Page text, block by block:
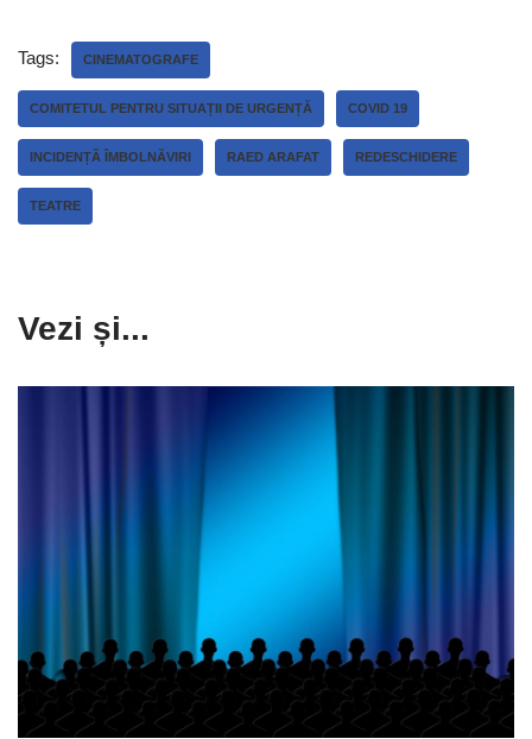
Tags: CINEMATOGRAFE
COMITETUL PENTRU SITUAȚII DE URGENȚĂ COVID 19
INCIDENȚĂ ÎMBOLNĂVIRI RAED ARAFAT REDESCHIDERE
TEATRE
Vezi și...